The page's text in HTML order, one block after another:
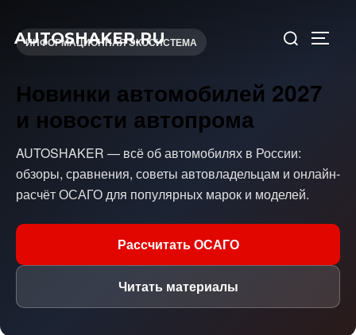
AUTOSHAKER.RU
ИНФОРМАЦИОННАЯ ЭКОСИСТЕМА
Новинки автомобилей 2027
и новости автопрома
AUTOSHAKER — всё об автомобилях в России:
обзоры, сравнения, советы автовладельцам и онлайн-
расчёт ОСАГО для популярных марок и моделей.
Рассчитать ОСАГО
Читать материалы